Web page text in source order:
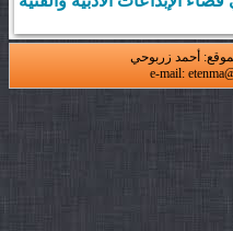
أحمد زربوحي